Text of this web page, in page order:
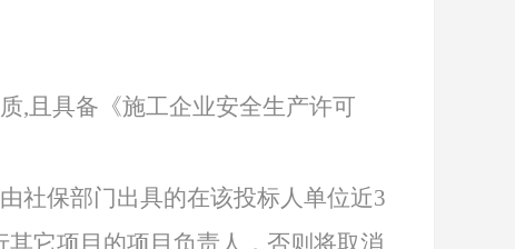
,且具备《施工企业安全生产许可
社保部门出具的在该投标人单位近3
它项目的项目负责人，否则将取消